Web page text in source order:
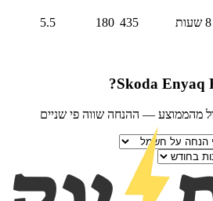
8 שעות 435
180
5.5
Skoda Enyaq
?
מהממוצע — ההנחה שווה פי שניים